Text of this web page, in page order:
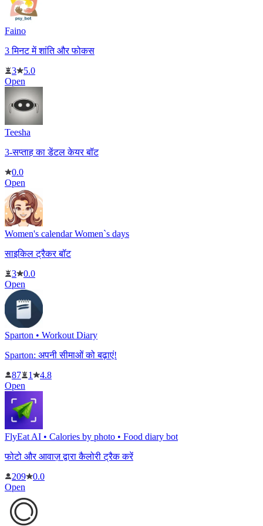
Faino
3 मिनट में शांति और फोकस
3
5.0
Open
Teesha
3-सप्ताह का डेंटल केयर बॉट
0.0
Open
Women's calendar Women`s days
साइकिल ट्रैकर बॉट
3
0.0
Open
Sparton • Workout Diary
Sparton: अपनी सीमाओं को बढ़ाएं!
87
1
4.8
Open
FlyEat AI • Calories by photo • Food diary bot
फोटो और आवाज़ द्वारा कैलोरी ट्रैक करें
209
0.0
Open